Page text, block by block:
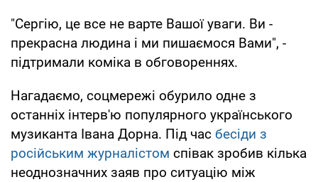
"Сергію, це все не варте Вашої уваги. Ви -
прекрасна людина і ми пишаємося Вами", -
підтримали коміка в обговореннях.
Нагадаємо, соцмережі обурило одне з
останніх інтерв'ю популярного українського
музиканта Івана Дорна. Під час бесіди з
російським журналістом співак зробив кілька
неоднозначних заяв про ситуацію між